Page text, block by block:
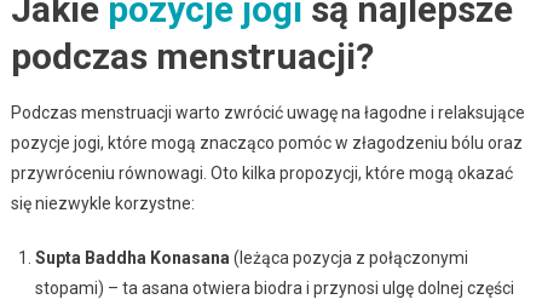
Jakie pozycje jogi są najlepsze
podczas menstruacji?
Podczas menstruacji warto zwrócić uwagę na łagodne i relaksujące
pozycje jogi, które mogą znacząco pomóc w złagodzeniu bólu oraz
przywróceniu równowagi. Oto kilka propozycji, które mogą okazać
się niezwykle korzystne:
Supta Baddha Konasana(leżąca pozycja z połączonymi
stopami) – ta asana otwiera biodra i przynosi ulgę dolnej części